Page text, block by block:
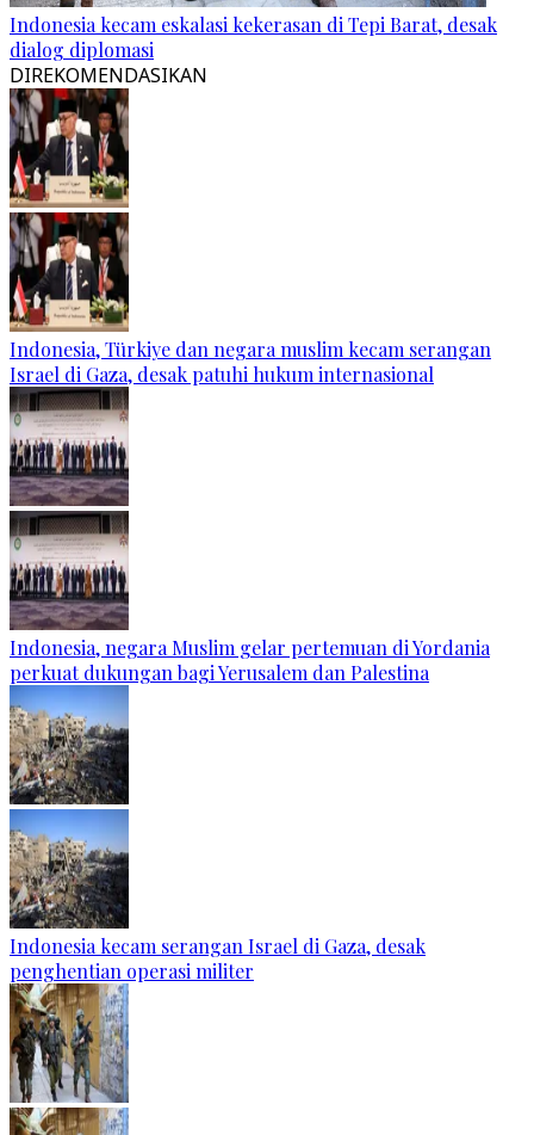
Indonesia kecam eskalasi kekerasan di Tepi Barat, desak
dialog diplomasi
DIREKOMENDASIKAN
Indonesia, Türkiye dan negara muslim kecam serangan
Israel di Gaza, desak patuhi hukum internasional
Indonesia, negara Muslim gelar pertemuan di Yordania
perkuat dukungan bagi Yerusalem dan Palestina
Indonesia kecam serangan Israel di Gaza, desak
penghentian operasi militer